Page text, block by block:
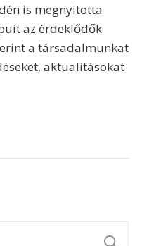
is megnyitotta
az érdeklődők
a társadalmunkat
aktualitásokat